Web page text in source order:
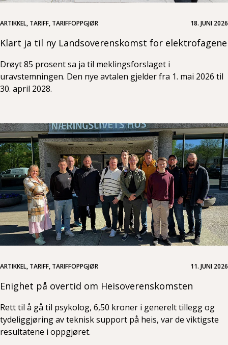
ARTIKKEL, TARIFF, TARIFFOPPGJØR 18. JUNI 2026
Klart ja til ny Landsoverenskomst for elektrofagene
Drøyt 85 prosent sa ja til meklingsforslaget i
uravstemningen. Den nye avtalen gjelder fra 1. mai 2026 til
30. april 2028.
ARTIKKEL, TARIFF, TARIFFOPPGJØR 11. JUNI 2026
Enighet på overtid om Heisoverenskomsten
Rett til å gå til psykolog, 6,50 kroner i generelt tillegg og
tydeliggjøring av teknisk support på heis, var de viktigste
resultatene i oppgjøret.